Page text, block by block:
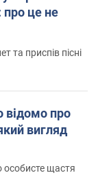
про це не
та приспів пісні
відомо про
вигляд
особисте щастя